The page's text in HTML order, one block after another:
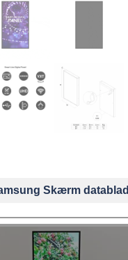
Skærm datablad